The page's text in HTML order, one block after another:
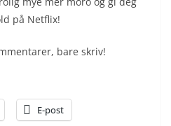
på Netflix!
bare skriv!
E-post